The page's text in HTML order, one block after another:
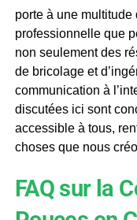
porte à une
professionnelle que
non seulement des
de bricolage et
communication à
discutées ici sont
accessible à tous,
choses que nous
FAQ sur la